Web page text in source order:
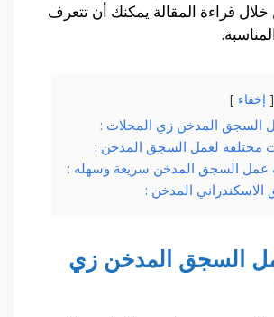
قراءة المقالة يمكنك أن تتعرف
إخفاء
السجق المدخن زي المحلات :
مختلفة لعمل السجق المدخن :
عمل السجق المدخن سريعة وسهله :
الاسكندراني المدخن :
السجق المدخن زي